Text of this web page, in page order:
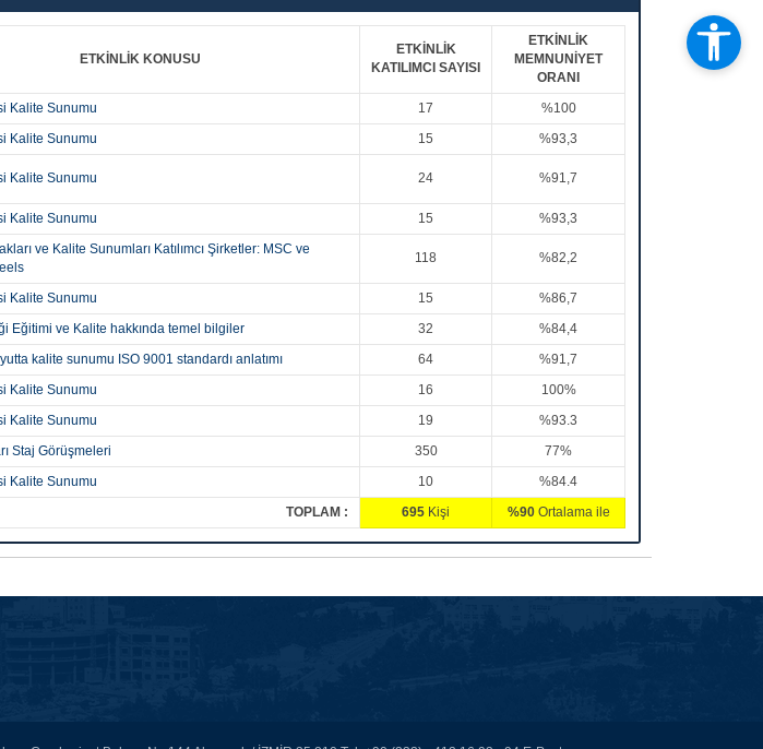
ETKİNLİK KONUSU
ETKİNLİK
KATILIMCI SAYISI
ETKİNLİK
MEMNUNİYET
ORANI
Kalite Sunumu 17
%100
Kalite Sunumu 15 %93,3
Kalite Sunumu 24 %91,7
Kalite Sunumu 15 %93,3
ve Kalite Sunumları Katılımcı Şirketler: MSC ve
118 %82,2
Kalite Sunumu 15
%86,7
Eğitimi ve Kalite hakkında temel bilgiler 32
%84,4
kalite sunumu ISO 9001 standardı anlatımı 64
%91,7
Kalite Sunumu 16
100%
Kalite Sunumu 19
%93.3
Staj Görüşmeleri 350
77%
Kalite Sunumu 10
%84.4
TOPLAM :
695 Kişi %90 Ortalama ile